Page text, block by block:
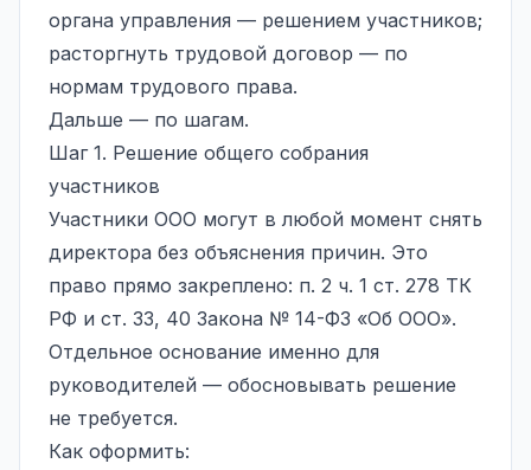
органа управления — решением участников;
расторгнуть трудовой договор — по
нормам трудового права.
Дальше — по шагам.
Шаг 1. Решение общего собрания
участников
Участники ООО могут в любой момент снять
директора без объяснения причин. Это
право прямо закреплено: п. 2 ч. 1 ст. 278 ТК
РФ и ст. 33, 40 Закона № 14-ФЗ «Об ООО».
Отдельное основание именно для
руководителей — обосновывать решение
не требуется.
Как оформить: